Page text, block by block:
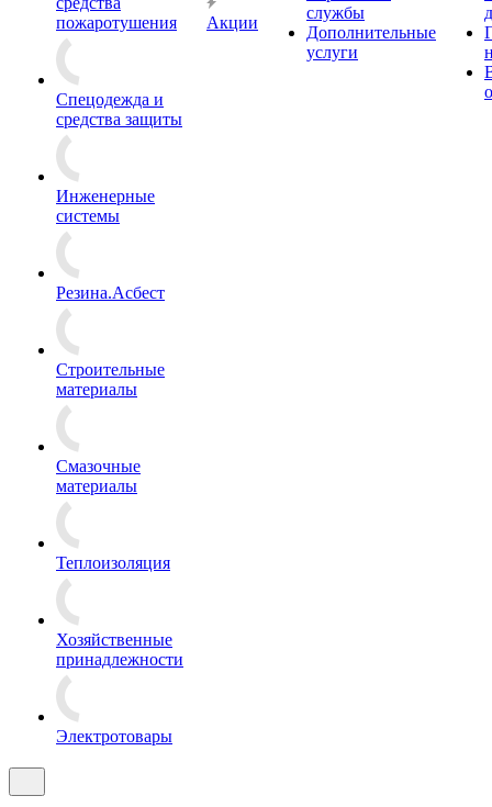
пожаротушения
Спецодежда и
средства защиты
Инженерные
системы
Резина.Асбест
Строительные
материалы
Смазочные
материалы
Теплоизоляция
Хозяйственные
принадлежности
Электротовары
Акции
службы
Дополнительные
услуги